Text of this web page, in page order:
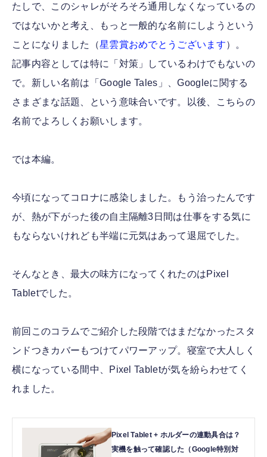
たしで、このシャレがそろそろ通用しなくなっているの
ではないかと考え、もっと一般的な名前にしようという
ことになりました（星雲賞おめでとうございます）。
記事内容としては特に「対策」しているわけでもないの
で。新しい名前は「Google Tales」、Googleに関する
さまざまな話題、という意味合いです。以後、こちらの
名前でよろしくお願いします。
では本編。
今頃になってコロナに感染しました。もう治ったんです
が、熱が下がった後の自主隔離3日間は仕事をする気に
もならないけれども半端に元気はあって退屈でした。
そんなとき、最大の味方になってくれたのはPixel
Tabletでした。
前回このコラムでご紹介した段階ではまだなかったスタ
ンドつきカバーもつけてパワーアップ。寝室で大人しく
横になっている間中、Pixel Tabletが気を紛らわせてく
れました。
Pixel Tablet + ホルダーの連動具合は？
実機を触って確認した（Google特別対